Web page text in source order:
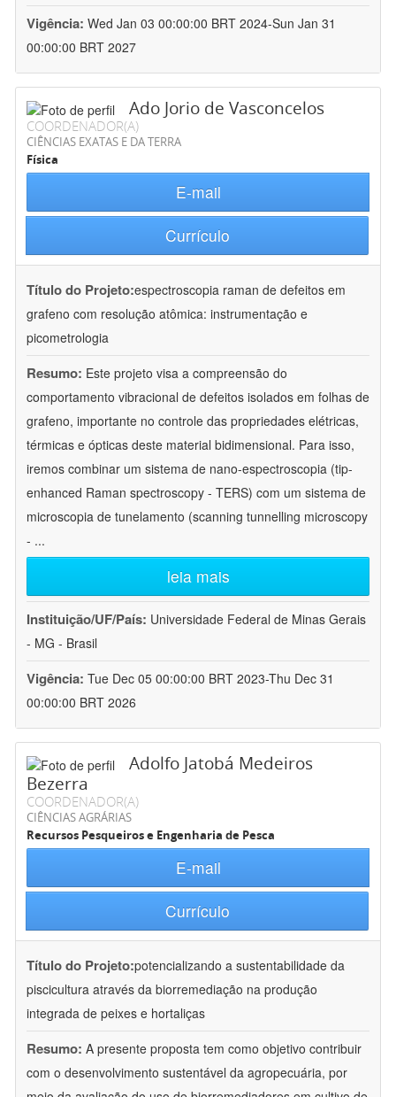
Vigência: Wed Jan 03 00:00:00 BRT 2024-Sun Jan 31
00:00:00 BRT 2027
Ado Jorio de Vasconcelos
COORDENADOR(A)
CIÊNCIAS EXATAS E DA TERRA
Física
E-mail
Currículo
Título do Projeto:espectroscopia raman de defeitos em
grafeno com resolução atômica: instrumentação e
picometrologia
Resumo: Este projeto visa a compreensão do
comportamento vibracional de defeitos isolados em folhas de
grafeno, importante no controle das propriedades elétricas,
térmicas e ópticas deste material bidimensional. Para isso,
iremos combinar um sistema de nano-espectroscopia (tip-
enhanced Raman spectroscopy - TERS) com um sistema de
microscopia de tunelamento (scanning tunnelling microscopy
- ...
leia mais
Instituição/UF/País: Universidade Federal de Minas Gerais
- MG - Brasil
Vigência: Tue Dec 05 00:00:00 BRT 2023-Thu Dec 31
00:00:00 BRT 2026
Adolfo Jatobá Medeiros
Bezerra
COORDENADOR(A)
CIÊNCIAS AGRÁRIAS
Recursos Pesqueiros e Engenharia de Pesca
E-mail
Currículo
Título do Projeto:potencializando a sustentabilidade da
piscicultura através da biorremediação na produção
integrada de peixes e hortaliças
Resumo: A presente proposta tem como objetivo contribuir
com o desenvolvimento sustentável da agropecuária, por